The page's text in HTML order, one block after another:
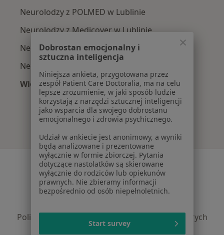
Neurolodzy z POLMED w Lublinie
Neurolodzy z Medicover w Lublinie
Neurolodzy z Enel-med w Lublinie
Neurolodzy z Compensa w Lublinie
Więcej (3)
Więcej w kategorii: Najpopularniejsze
Serwis
Regulamin
Polityka prywatności pacjentów
Polityka prywatności dla profesjonalistów, których
dane pozyskaliśmy samodzielnie
Dobrostan emocjonalny i
sztuczna inteligencja
Niniejsza ankieta, przygotowana przez
zespół Patient Care Doctoralia, ma na celu
lepsze zrozumienie, w jaki sposób ludzie
korzystają z narzędzi sztucznej inteligencji
jako wsparcia dla swojego dobrostanu
emocjonalnego i zdrowia psychicznego.
Udział w ankiecie jest anonimowy, a wyniki
będą analizowane i prezentowane
wyłącznie w formie zbiorczej. Pytania
dotyczące nastolatków są skierowane
wyłącznie do rodziców lub opiekunów
prawnych. Nie zbieramy informacji
bezpośrednio od osób niepełnoletnich.
Start survey